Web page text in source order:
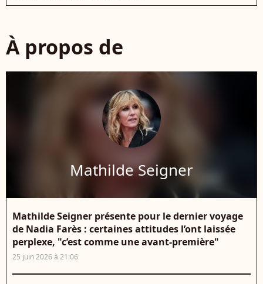
À propos de
Mathilde Seigner
Mathilde Seigner présente pour le dernier voyage
de Nadia Farès : certaines attitudes l’ont laissée
perplexe, "c’est comme une avant-première"
25 juin 2026 à 21:06